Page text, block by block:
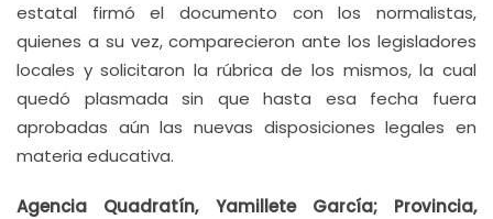
estatal firmó el documento con los normalistas,
quienes a su vez, comparecieron ante los legisladores
locales y solicitaron la rúbrica de los mismos, la cual
quedó plasmada sin que hasta esa fecha fuera
aprobadas aún las nuevas disposiciones legales en
materia educativa.
Agencia Quadratín, Yamillete García; Provincia,